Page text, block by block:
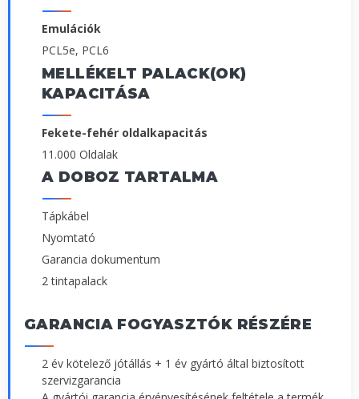
Emulációk
PCL5e, PCL6
MELLÉKELT PALACK(OK)
KAPACITÁSA
Fekete-fehér oldalkapacitás
11.000 Oldalak
A DOBOZ TARTALMA
Tápkábel
Nyomtató
Garancia dokumentum
2 tintapalack
GARANCIA FOGYASZTÓK RÉSZÉRE
2 év kötelező jótállás + 1 év gyártó által biztosított
szervizgarancia